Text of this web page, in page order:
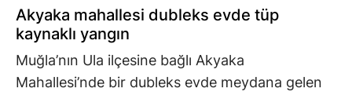
Akyaka mahallesi dubleks evde tüp
kaynaklı yangın
Muğla’nın Ula ilçesine bağlı Akyaka
Mahallesi’nde bir dubleks evde meydana gelen